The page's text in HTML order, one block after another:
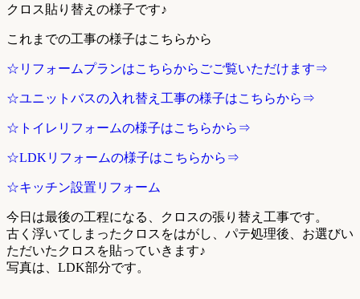
クロス貼り替えの様子です♪
これまでの工事の様子はこちらから
☆リフォームプランはこちらからごご覧いただけます⇒
☆ユニットバスの入れ替え工事の様子はこちらから⇒
☆トイレリフォームの様子はこちらから⇒
☆LDKリフォームの様子はこちらから⇒
☆キッチン設置リフォーム
今日は最後の工程になる、クロスの張り替え工事です。
古く浮いてしまったクロスをはがし、パテ処理後、お選びい
ただいたクロスを貼っていきます♪
写真は、LDK部分です。